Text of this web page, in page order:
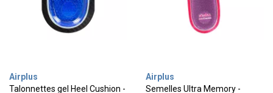
Airplus
Talonnettes gel Heel Cushion -
Airplus
Semelles Ultra Memory -